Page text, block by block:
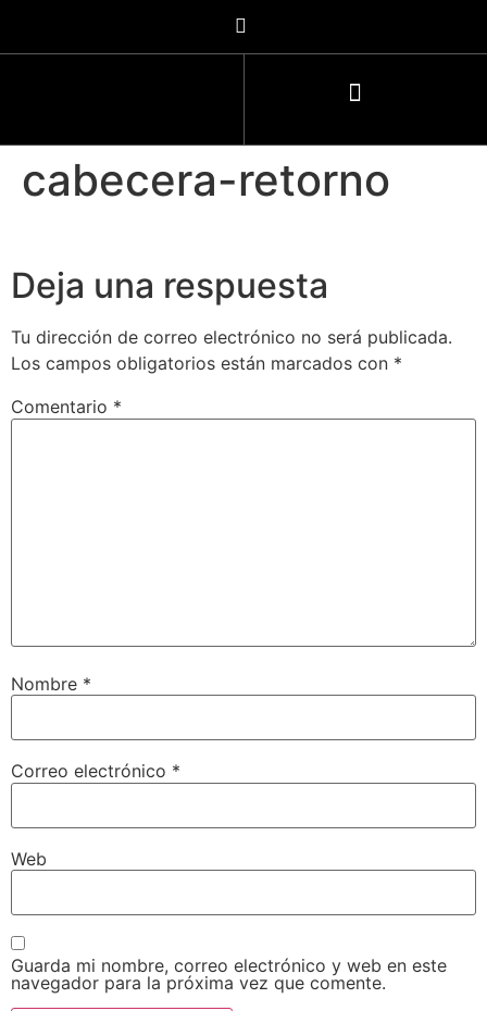
cabecera-retorno
Deja una respuesta
Tu dirección de correo electrónico no será publicada.
Los campos obligatorios están marcados con *
Comentario *
Nombre *
Correo electrónico *
Web
Guarda mi nombre, correo electrónico y web en este
navegador para la próxima vez que comente.